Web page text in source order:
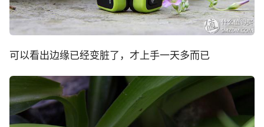
可以看出边缘已经变脏了，才上手一天多而已